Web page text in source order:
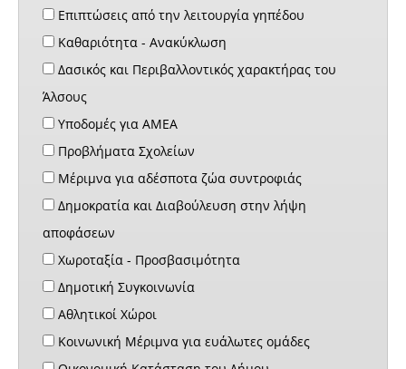
Επιπτώσεις από την λειτουργία γηπέδου
Καθαριότητα - Ανακύκλωση
Δασικός και Περιβαλλοντικός χαρακτήρας του
Άλσους
Υποδομές για ΑΜΕΑ
Προβλήματα Σχολείων
Μέριμνα για αδέσποτα ζώα συντροφιάς
Δημοκρατία και Διαβούλευση στην λήψη
αποφάσεων
Χωροταξία - Προσβασιμότητα
Δημοτική Συγκοινωνία
Αθλητικοί Χώροι
Κοινωνική Μέριμνα για ευάλωτες ομάδες